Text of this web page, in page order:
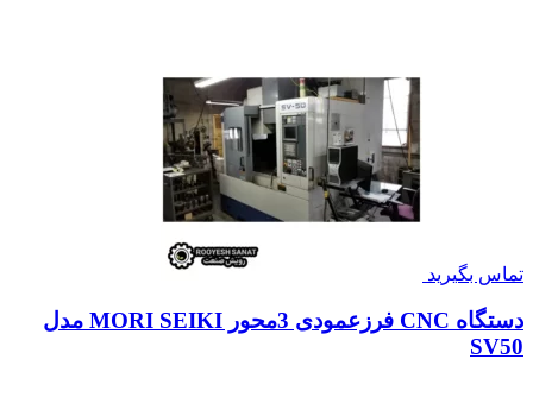
تماس بگیرید
دستگاه CNC فرزعمودی 3محور MORI SEIKI مدل
SV50